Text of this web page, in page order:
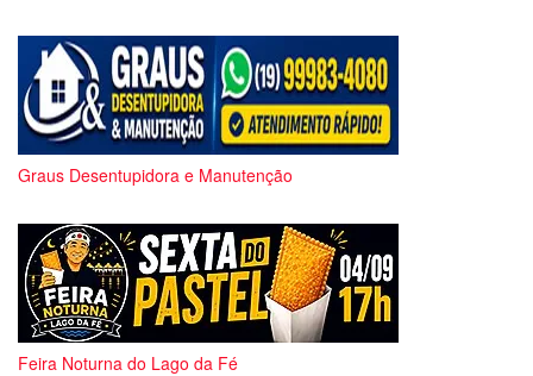
Graus Desentupidora e Manutenção
Feira Noturna do Lago da Fé